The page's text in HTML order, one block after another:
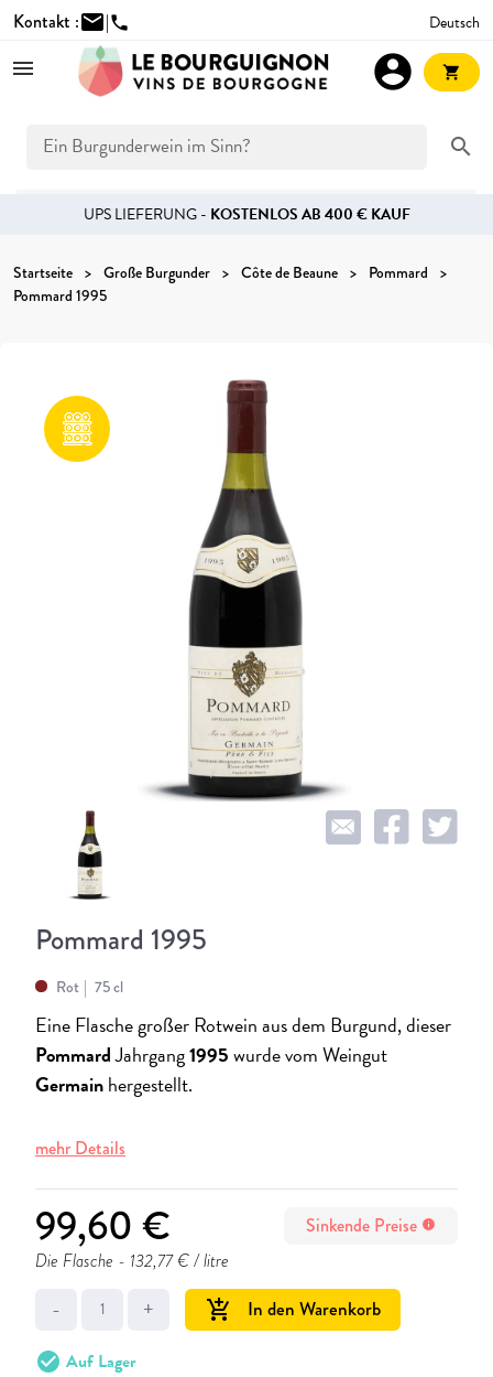
Kontakt :mail|phone Deutsch
search
account_circle shopping_cart
UPS LIEFERUNG - KOSTENLOS AB 400 € KAUF
Startseite Große Burgunder Côte de Beaune
Pommard
Pommard 1995
Pommard 1995
Rot 75 cl
Eine Flasche großer Rotwein aus dem Burgund, dieser
PommardJahrgang1995wurde vom Weingut
Germainhergestellt.
mehr Details
99,60 € Sinkende Preise info
Die Flasche - 132,77 € / litre
- + add_shopping_cart In den Warenkorb
check_circle Auf Lager